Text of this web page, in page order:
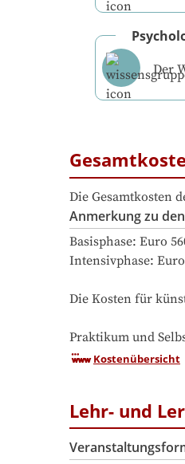
Der
Die Gesamtkosten
Anmerkung zu
Basisphase: Euro
Intensivphase:
Die Kosten für
Praktikum und
Kostenübersicht
Lehr- und